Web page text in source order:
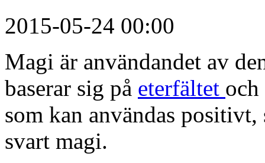
2015-05-24 00:00
Magi är användandet av
baserar sig på eterfältet och
som kan användas
svart magi.